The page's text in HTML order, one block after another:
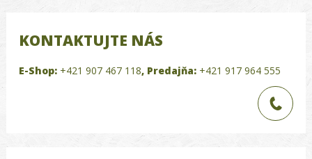
KONTAKTUJTE NÁS
E-Shop: +421 907 467 118, Predajňa: +421 917 964 555